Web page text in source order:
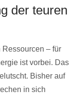
der teuren
– für
ist vorbei. Das
Bisher auf
in sich